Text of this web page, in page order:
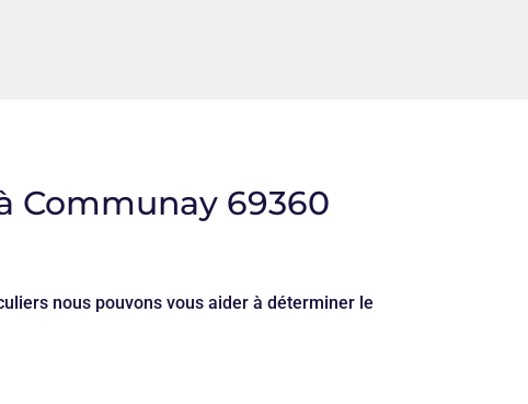
Communay 69360
nous pouvons vous aider à déterminer le